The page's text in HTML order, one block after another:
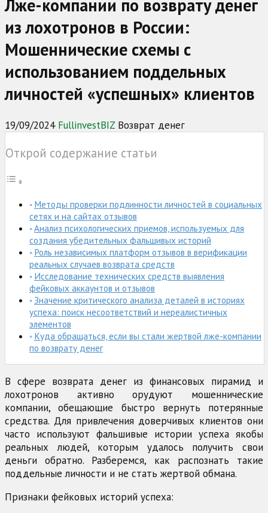
Лже-компании по возврату денег
из лохотронов в России:
Мошеннические схемы с
использованием поддельных
личностей «успешных» клиентов
19/09/2024 FullinvestBIZ Возврат денег
Открой содержание статьи
Методы проверки подлинности личностей в социальных
сетях и на сайтах отзывов
Анализ психологических приемов, используемых для
создания убедительных фальшивых историй
Роль независимых платформ отзывов в верификации
реальных случаев возврата средств
Исследование технических средств выявления
фейковых аккаунтов и отзывов
Значение критического анализа деталей в историях
успеха: поиск несоответствий и нереалистичных
элементов
Куда обращаться, если вы стали жертвой лже-компании
по возврату денег
В сфере возврата денег из финансовых пирамид и
лохотронов активно орудуют мошеннические
компании, обещающие быстро вернуть потерянные
средства. Для привлечения доверчивых клиентов они
часто используют фальшивые истории успеха якобы
реальных людей, которым удалось получить свои
деньги обратно. Разберемся, как распознать такие
поддельные личности и не стать жертвой обмана.
Признаки фейковых историй успеха: